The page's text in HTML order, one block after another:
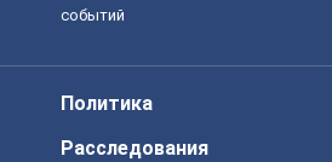
событий
Политика
Расследования